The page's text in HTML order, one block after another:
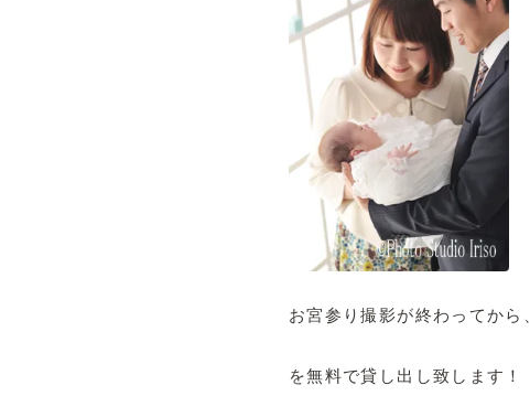
お宮参り撮影が終わってから
を無料で貸し出し致します！